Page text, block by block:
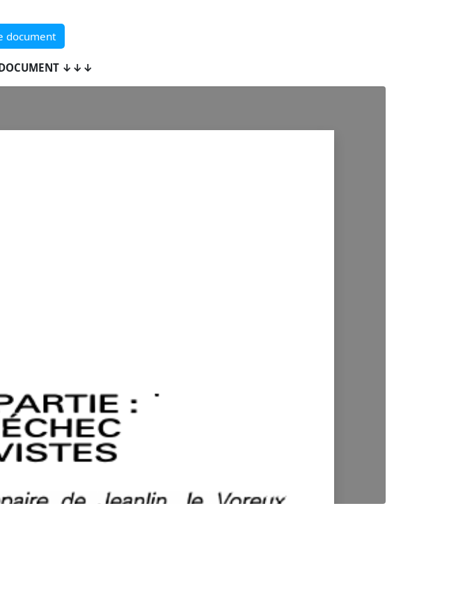
document
↓↓↓